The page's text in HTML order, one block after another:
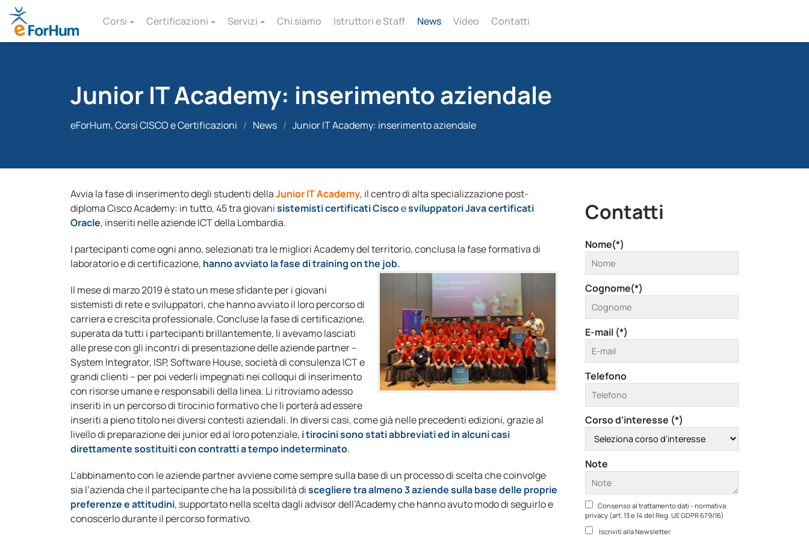
Corsi Certificazioni Servizi Chi siamo Istruttori e Staff News Video Contatti
Junior IT Academy: inserimento aziendale
eForHum, Corsi CISCO e Certificazioni / News / Junior IT Academy: inserimento aziendale
Avvia la fase di inserimento degli studenti dellaJunior IT Academy, il centro di alta specializzazione post-
diploma Cisco Academy: in tutto, 45 tra giovanisistemisti certificati Ciscoesviluppatori Java certificati
Oracle, inseriti nelle aziende ICT della Lombardia.
I partecipanti come ogni anno, selezionati tra le migliori Academy del territorio, conclusa la fase formativa di
laboratorio e di certificazione, hanno avviato la fase di training on the job.
Il mese di marzo 2019 è stato un mese sfidante per i giovani
sistemisti di rete e sviluppatori, che hanno avviato il loro percorso di
carriera e crescita professionale. Concluse la fase di certificazione,
superata da tutti i partecipanti brillantemente, li avevamo lasciati
alle prese con gli incontri di presentazione delle aziende partner –
System Integrator, ISP, Software House, società di consulenza ICT e
grandi clienti – per poi vederli impegnati nei colloqui di inserimento
con risorse umane e responsabili della linea. Li ritroviamo adesso
inseriti in un percorso di tirocinio formativo che li porterà ad essere
inseriti a pieno titolo nei diversi contesti aziendali. In diversi casi, come già nelle precedenti edizioni, grazie al
livello di preparazione dei junior ed al loro potenziale, i tirocini sono stati abbreviati ed in alcuni casi
direttamente sostituiti con contratti a tempo indeterminato.
L’abbinamento con le aziende partner avviene come sempre sulla base di un processo di scelta che coinvolge
sia l’azienda che il partecipante che ha la possibilità discegliere tra almeno 3 aziende sulla base delle proprie
preferenze e attitudini, supportato nella scelta dagli advisor dell’Academy che hanno avuto modo di seguirlo e
conoscerlo durante il percorso formativo.
Contatti
Nome(*)
Cognome(*)
E-mail (*)
Telefono
Corso d'interesse (*)
Note
Consenso al trattamento dati - normativa
privacy (art. 13 e 14 del Reg. UE GDPR 679/16)
Iscriviti alla Newsletter